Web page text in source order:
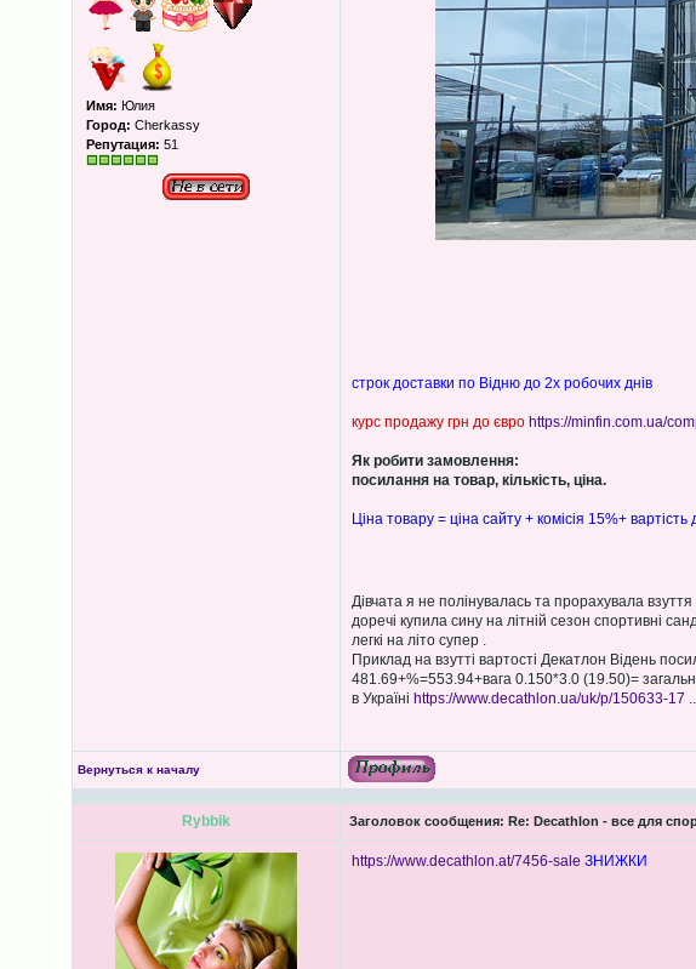
Имя: Юлия
Город: Cherkassy
Репутация: 51
строк доставки по Відню до 2х робочих днів
курс продажу грн до євро https://minfin.com.ua/
Як робити замовлення:
посилання на товар, кількість, ціна.
Ціна товару = ціна сайту + комісія 15%+ вартість
Дівчата я не полінувалась та прорахувала
доречі купила сину на літній сезон спортивні
легкі на літо супер .
Приклад на взутті вартості Декатлон Відень
481.69+%=553.94+вага 0.150*3.0 (19.50)=
в Україні https://www.decathlon.ua/uk/p/150633-17
Вернуться к началу
Rybbik Заголовок сообщения: Re: Decathlon - все для
https://www.decathlon.at/7456-sale ЗНИЖКИ